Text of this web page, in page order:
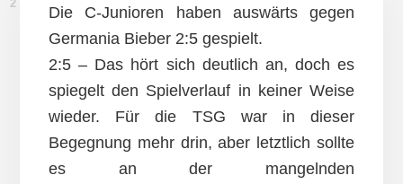
2. NOVEMBER 2013
Die C-Junioren haben auswärts gegen
Germania Bieber 2:5 gespielt.
2:5 – Das hört sich deutlich an, doch es
spiegelt den Spielverlauf in keiner Weise
wieder. Für die TSG war in dieser
Begegnung mehr drin, aber letztlich sollte
es an der mangelnden